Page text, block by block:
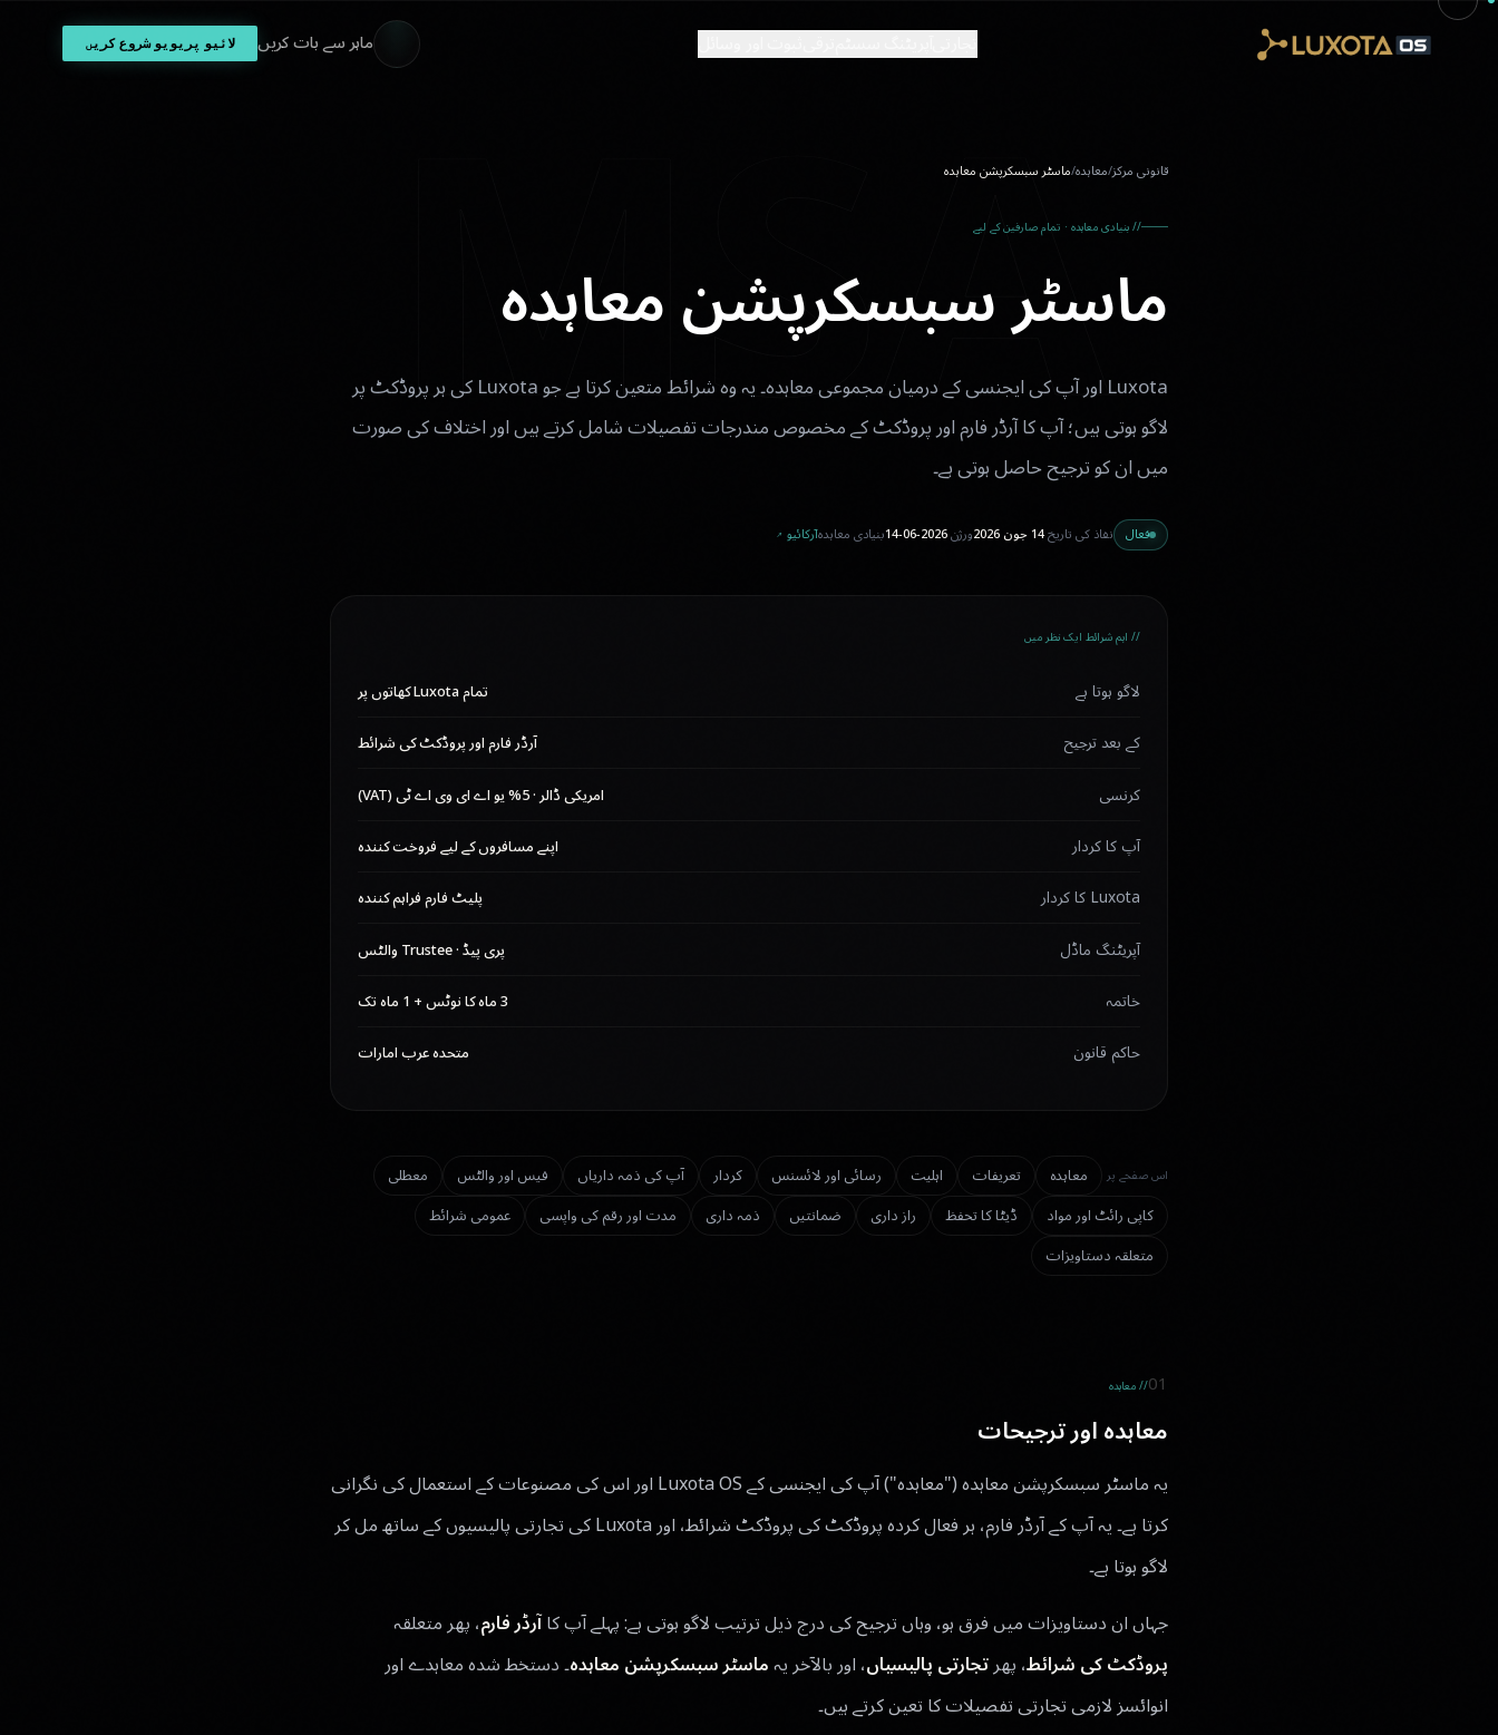
Skip to main content
ماہر سے بات کریں لائیو پریویو شروع کریں MSAقانونی مرکز/معاہدہ/ماسٹر سبسکرپشن معاہدہ
// بنیادی معاہدہ · تمام صارفین کے لیے
ماسٹر سبسکرپشن معاہدہ
Luxota اور آپ کی ایجنسی کے درمیان مجموعی معاہدہ۔ یہ وہ شرائط متعین کرتا ہے جو Luxota کی ہر پروڈکٹ پر
لاگو ہوتی ہیں؛ آپ کا آرڈر فارم اور پروڈکٹ کے مخصوص مندرجات تفصیلات شامل کرتے ہیں اور اختلاف کی صورت
میں ان کو ترجیح حاصل ہوتی ہے۔
فعال نفاذ کی تاریخ14 جون 2026 ورژن2026-06-14 بنیادی معاہدہآرکائیو ↗
// اہم شرائط ایک نظر میں
لاگو ہوتا ہے تمام Luxota کھاتوں پر
کے بعد ترجیح آرڈر فارم اور پروڈکٹ کی شرائط
کرنسی امریکی ڈالر · 5% یو اے ای وی اے ٹی (VAT)
آپ کا کردار اپنے مسافروں کے لیے فروخت کنندہ
Luxota کا کردار پلیٹ فارم فراہم کنندہ
آپریٹنگ ماڈل پری پیڈ · Trustee والٹس
خاتمہ 3 ماہ کا نوٹس + 1 ماہ تک
حاكم قانون متحدہ عرب امارات
اس صفحے پر معاہدہ تعریفات اہلیت رسائی اور لائسنس کردار آپ کی ذمہ داریاں فیس اور والٹس
معطلی
کاپی رائٹ اور مواد
ڈیٹا کا تحفظ راز داری ضمانتیں ذمہ داری مدت اور رقم کی واپسی
عمومی شرائط
متعلقہ دستاویزات
01// معاہدہ
معاہدہ اور ترجیحات
یہ ماسٹر سبسکرپشن معاہدہ ("معاہدہ") آپ کی ایجنسی کے Luxota OS اور اس کی مصنوعات کے استعمال کی نگرانی
کرتا ہے۔ یہ آپ کے آرڈر فارم، ہر فعال کردہ پروڈکٹ کی پروڈکٹ شرائط، اور Luxota کی تجارتی پالیسیوں کے ساتھ مل کر
لاگو ہوتا ہے۔
جہاں ان دستاویزات میں فرق ہو، وہاں ترجیح کی درج ذیل ترتیب لاگو ہوتی ہے: پہلے آپ کاآرڈر فارم، پھر متعلقہ
پروڈکٹ کی شرائط، پھرتجارتی پالیسیاں، اور بالآخر یہماسٹر سبسکرپشن معاہدہ۔ دستخط شدہ معاہدے اور
انوائسز لازمی تجارتی تفصیلات کا تعین کرتے ہیں۔